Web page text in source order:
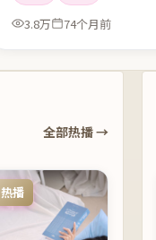
3.8万
74个月前
全部热播 →
热播